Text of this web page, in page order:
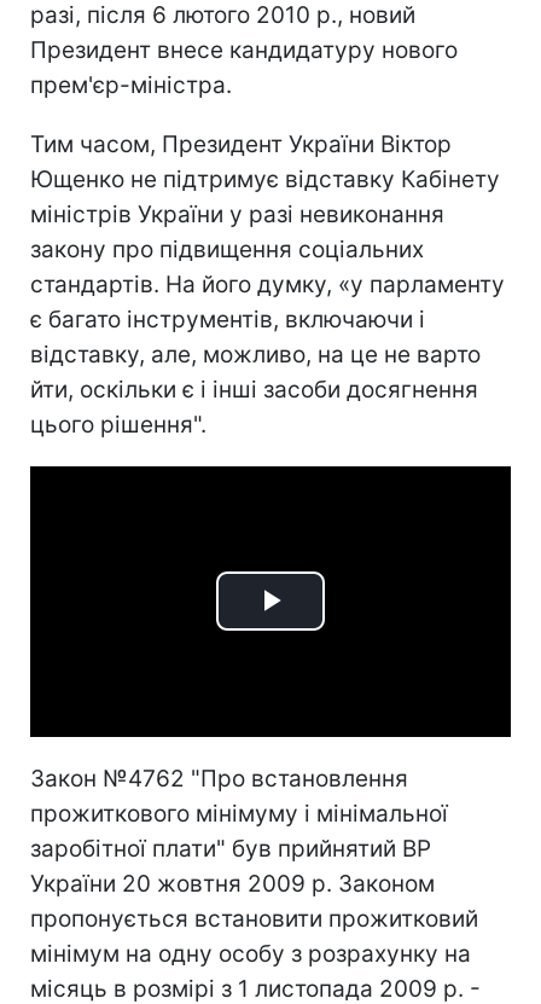
разі, після 6 лютого 2010 р., новий
Президент внесе кандидатуру нового
прем'єр-міністра.
Тим часом, Президент України Віктор
Ющенко не підтримує відставку Кабінету
міністрів України у разі невиконання
закону про підвищення соціальних
стандартів. На його думку, «у парламенту
є багато інструментів, включаючи і
відставку, але, можливо, на це не варто
йти, оскільки є і інші засоби досягнення
цього рішення".
Play
Закон №4762 "Про встановлення
прожиткового мінімуму і мінімальної
заробітної плати" був прийнятий ВР
України 20 жовтня 2009 р. Законом
пропонується встановити прожитковий
мінімум на одну особу з розрахунку на
місяць в розмірі з 1 листопада 2009 р. -